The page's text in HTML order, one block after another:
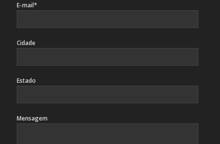
E-mail*
Cidade
Estado
Mensagem